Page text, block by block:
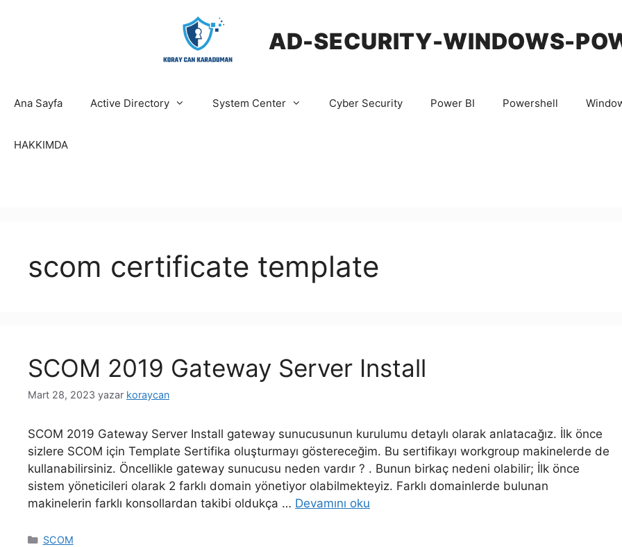
AD-SECURITY-WINDOWS-
Ana Sayfa Active Directory System Center Cyber Security Power BI Powershell
HAKKIMDA
scom certificate template
SCOM 2019 Gateway Server Install
Mart 28, 2023 yazar koraycan
SCOM 2019 Gateway Server Install gateway sunucusunun kurulumu detaylı olarak anlatacağız. İlk önce
sizlere SCOM için Template Sertifika oluşturmayı göstereceğim. Bu sertifikayı workgroup makinelerde de
kullanabilirsiniz. Öncellikle gateway sunucusu neden vardır ? . Bunun birkaç nedeni olabilir; İlk önce
sistem yöneticileri olarak 2 farklı domain yönetiyor olabilmekteyiz. Farklı domainlerde bulunan
makinelerin farklı konsollardan takibi oldukça … Devamını oku
Kategoriler
SCOM